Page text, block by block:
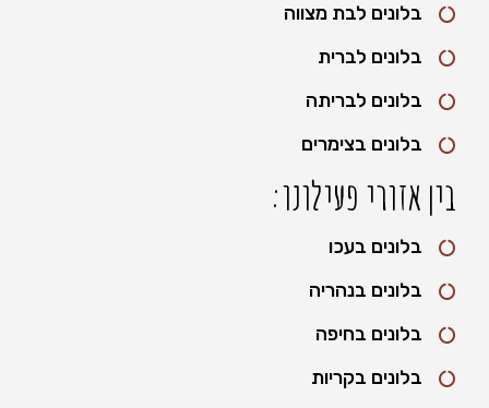
בלונים לבת מצווה
בלונים לברית
בלונים לבריתה
בלונים בצימרים
בין אזורי פעילונו:
בלונים בעכו
בלונים בנהריה
בלונים בחיפה
בלונים בקריות